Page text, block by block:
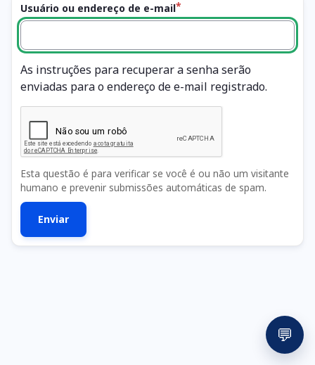
Usuário ou endereço de e-mail
As instruções para recuperar a senha serão
enviadas para o endereço de e-mail registrado.
Esta questão é para verificar se você é ou não um visitante
humano e prevenir submissões automáticas de spam.
💬